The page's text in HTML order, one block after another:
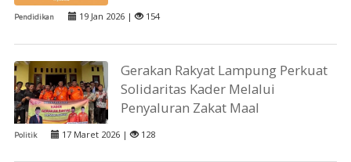
Pendidikan 19 Jan 2026 | 154
Gerakan Rakyat Lampung Perkuat
Solidaritas Kader Melalui
Penyaluran Zakat Maal
Politik 17 Maret 2026 | 128